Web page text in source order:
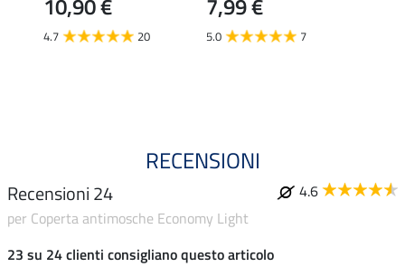
4.7 20 5.0 7
RECENSIONI
Recensioni 24
4.6
per Coperta antimosche Economy Light
23 su 24 clienti consigliano questo articolo